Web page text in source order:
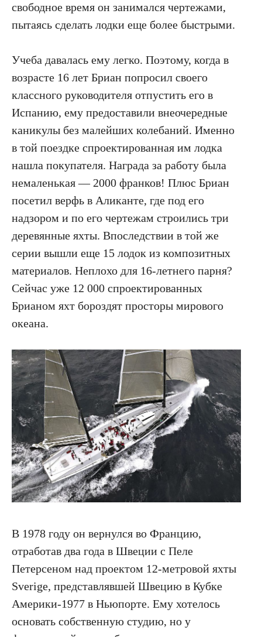
свободное время он занимался чертежами,
пытаясь сделать лодки еще более быстрыми.
Учеба давалась ему легко. Поэтому, когда в
возрасте 16 лет Бриан попросил своего
классного руководителя отпустить его в
Испанию, ему предоставили внеочередные
каникулы без малейших колебаний. Именно
в той поездке спроектированная им лодка
нашла покупателя. Награда за работу была
немаленькая — 2000 франков! Плюс Бриан
посетил верфь в Аликанте, где под его
надзором и по его чертежам строились три
деревянные яхты. Впоследствии в той же
серии вышли еще 15 лодок из композитных
материалов. Неплохо для 16-летнего парня?
Сейчас уже 12 000 спроектированных
Брианом яхт бороздят просторы мирового
океана.
В 1978 году он вернулся во Францию,
отработав два года в Швеции с Пеле
Петерсеном над проектом 12-метровой яхты
Sverige, представлявшей Швецию в Кубке
Америки-1977 в Ньюпорте. Ему хотелось
основать собственную студию, но у